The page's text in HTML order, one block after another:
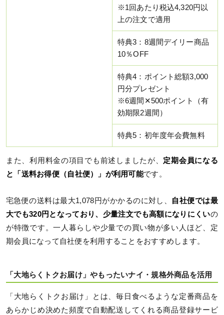
※1回あたり税込4,320円以
上の注文で適用
特典3：8週間デイリー商品
10％OFF
特典4：ポイント総額3,000
円分プレゼント
※6週間✕500ポイント（有
効期限2週間）
特典5：初年度年会費無料
また、利用料金の項目でも前述しましたが、 定期会員になる
と「送料お得便（自社便）」が利用可能です。
宅急便の送料は最大1,078円がかかるのに対し、
自社便では最
大でも320円となっており、少量注文でも高額になりにくいの
が特徴です。一人暮らしや少量での買い物が多い人ほど、定
期会員になって自社便を利用することをおすすめします。
「大地らくトクお届け」やもったいナイ・規格外商品を活用
「大地らくトクお届け」とは、毎日食べるような定番商品を
あらかじめ決めた頻度で自動配送してくれる商品登録サービ